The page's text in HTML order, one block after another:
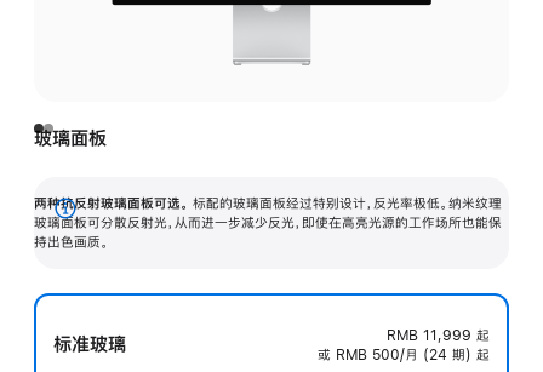
玻璃面板
两种抗反射玻璃面板可选。 标配的玻璃面板经过特别设计，反光率极低。纳米纹理
玻璃面板可分散反射光，从而进一步减少反光，即使在高亮光源的工作场所也能保
持出色画质。
展
开
标准玻璃 RMB 11,999 起
或 RMB 500/月 (24 期) 起